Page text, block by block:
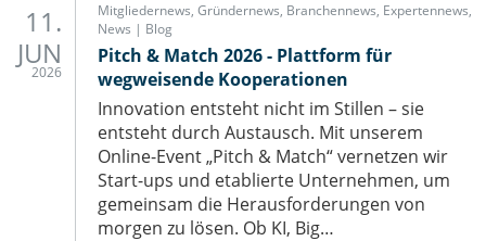
11.
JUN
2026
Mitgliedernews, Gründernews, Branchennews, Expertennews,
News | Blog
Pitch & Match 2026 - Plattform für
wegweisende Kooperationen
Innovation entsteht nicht im Stillen – sie
entsteht durch Austausch. Mit unserem
Online-Event „Pitch & Match“ vernetzen wir
Start-ups und etablierte Unternehmen, um
gemeinsam die Herausforderungen von
morgen zu lösen. Ob KI, Big…